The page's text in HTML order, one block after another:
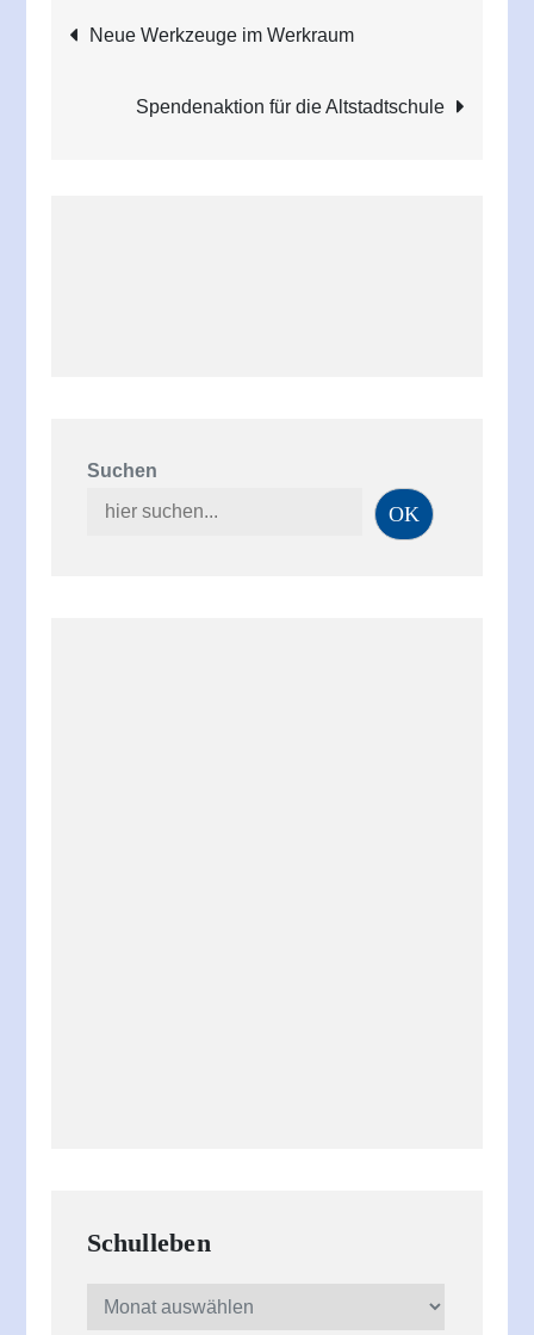
Beitragsnavigation
Neue Werkzeuge im Werkraum
Spendenaktion für die Altstadtschule
Suchen
OK
Schulleben
Schulleben